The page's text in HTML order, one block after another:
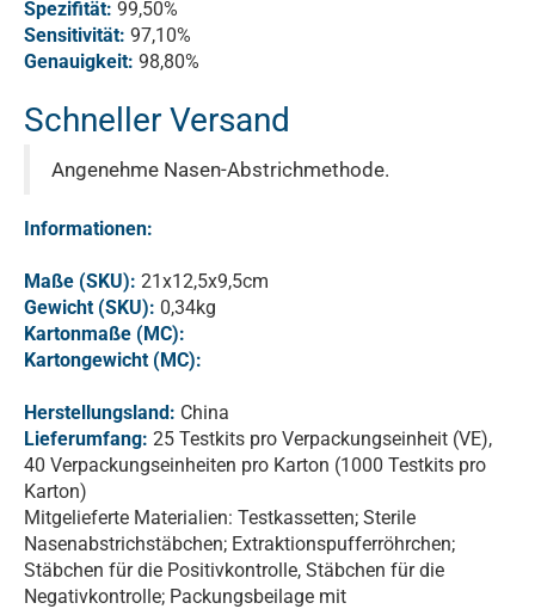
Spezifität: 99,50%
Sensitivität: 97,10%
Genauigkeit: 98,80%
Schneller Versand
Angenehme Nasen-Abstrichmethode.
Informationen:
Maße (SKU): 21x12,5x9,5cm
Gewicht (SKU): 0,34kg
Kartonmaße (MC):
Kartongewicht (MC):
Herstellungsland: China
Lieferumfang: 25 Testkits pro Verpackungseinheit (VE),
40 Verpackungseinheiten pro Karton (1000 Testkits pro
Karton)
Mitgelieferte Materialien: Testkassetten; Sterile
Nasenabstrichstäbchen; Extraktionspufferröhrchen;
Stäbchen für die Positivkontrolle, Stäbchen für die
Negativkontrolle; Packungsbeilage mit